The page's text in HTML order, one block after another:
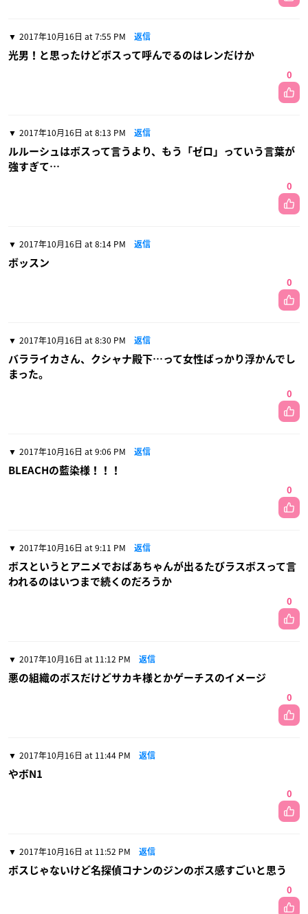
2017年10月16日 at 7:55 PM 返信
光男！と思ったけどボスって呼んでるのはレンだけか
0
2017年10月16日 at 8:13 PM 返信
ルルーシュはボスって言うより、もう「ゼロ」っていう言葉が
強すぎて…
0
2017年10月16日 at 8:14 PM 返信
ボッスン
0
2017年10月16日 at 8:30 PM 返信
バラライカさん、クシャナ殿下…って女性ばっかり浮かんでし
まった。
0
2017年10月16日 at 9:06 PM 返信
BLEACHの藍染様！！！
0
2017年10月16日 at 9:11 PM 返信
ボスというとアニメでおばあちゃんが出るたびラスボスって言
われるのはいつまで続くのだろうか
0
2017年10月16日 at 11:12 PM 返信
悪の組織のボスだけどサカキ様とかゲーチスのイメージ
0
2017年10月16日 at 11:44 PM 返信
やボN1
0
2017年10月16日 at 11:52 PM 返信
ボスじゃないけど名探偵コナンのジンのボス感すごいと思う
0